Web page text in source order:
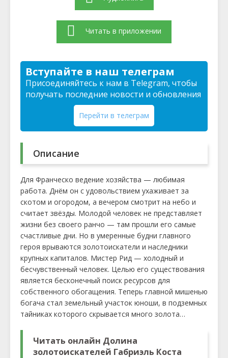
Читать в приложении
Вступайте в наш телеграм
Присоединяйтесь к нам в Telegram, чтобы
получать последние новости и обновления
Перейти в телеграм
Описание
Для Франческо ведение хозяйства — любимая
работа. Днём он с удовольствием ухаживает за
скотом и огородом, а вечером смотрит на небо и
считает звёзды. Молодой человек не представляет
жизни без своего ранчо — там прошли его самые
счастливые дни. Но в умеренные будни главного
героя врываются золотоискатели и наследники
крупных капиталов. Мистер Рид — холодный и
бесчувственный человек. Целью его существования
является бесконечный поиск ресурсов для
собственного обогащения. Теперь главной мишенью
богача стал земельный участок юноши, в подземных
тайниках которого скрывается много золота…
Читать онлайн Долина
золотоискателей Габриэль Коста